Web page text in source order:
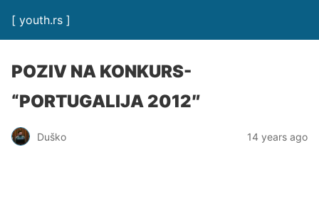
[ youth.rs ]
POZIV NA KONKURS-
“PORTUGALIJA 2012″
Duško 14 years ago